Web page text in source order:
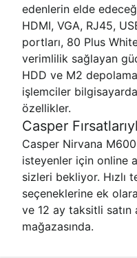
edenlerin elde
HDMI, VGA, RJ45,
portları, 80 Plus
verimlilik sağlayan güç
HDD ve M2
işlemciler
özellikler.
Casper
Casper Nirvana
isteyenler için online
sizleri bekliyor. Hızlı
seçeneklerine ek
ve 12 ay taksitli satın
mağazasında.